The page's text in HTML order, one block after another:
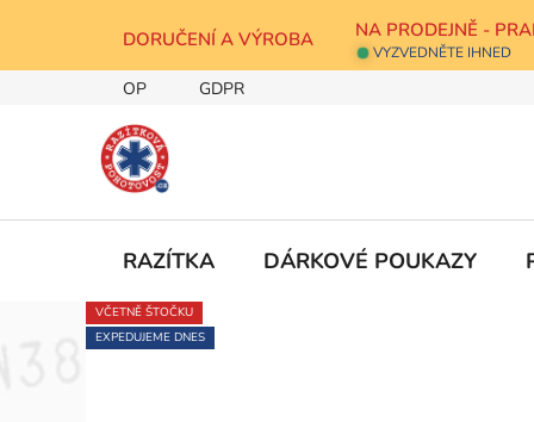
obsah
DORUČENÍ A VÝROBA NA PRODEJNĚ -
VYZVEDNĚTE IHNED
OP GDPR
RAZÍTKA DÁRKOVÉ POUKAZY
VČETNĚ ŠTOČKU
EXPEDUJEME DNES